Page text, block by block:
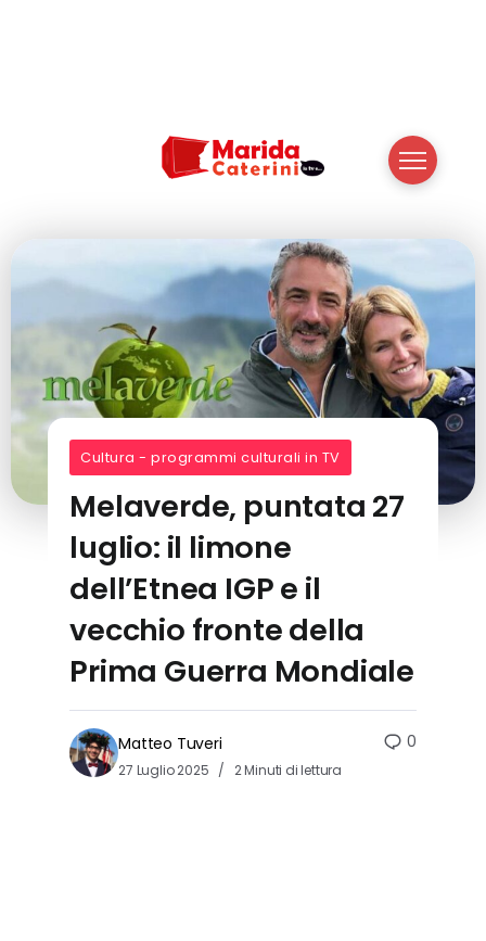
Cultura - programmi culturali in TV
Melaverde, puntata 27
luglio: il limone
dell’Etnea IGP e il
vecchio fronte della
Prima Guerra Mondiale
Matteo Tuveri
27 Luglio 2025 2 Minuti di lettura
0